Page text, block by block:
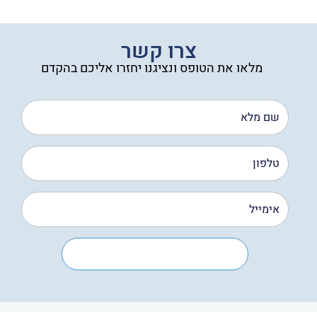
עד
צרו קשר
מלאו את הטופס ונציגנו יחזרו אליכם בהקדם